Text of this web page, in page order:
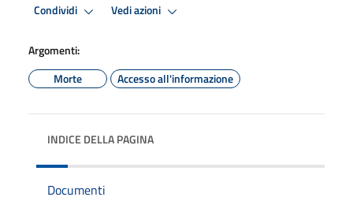
Condividi Vedi azioni
Argomenti:
Morte
Accesso all'informazione
INDICE DELLA PAGINA
Documenti